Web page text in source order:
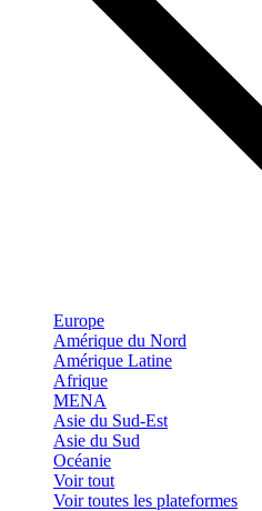
Europe
Amérique du Nord
Amérique Latine
Afrique
MENA
Asie du Sud-Est
Asie du Sud
Océanie
Voir tout
Voir toutes les plateformes